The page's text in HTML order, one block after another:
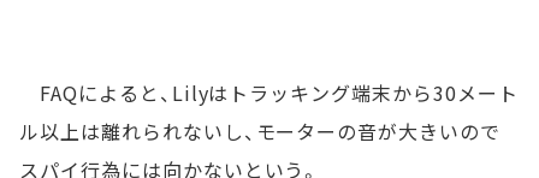
FAQによると、Lilyはトラッキング端末から30メート
ル以上は離れられないし、モーターの音が大きいので
スパイ行為には向かないという。